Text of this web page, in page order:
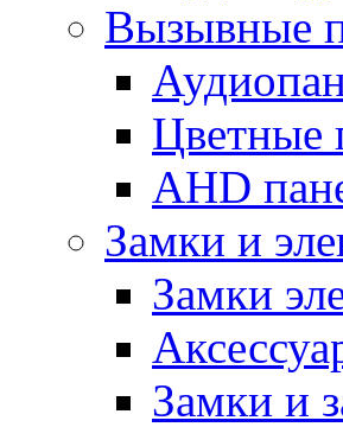
Вызывные
Цветные
AHD
Замки и
Замки
Замки и